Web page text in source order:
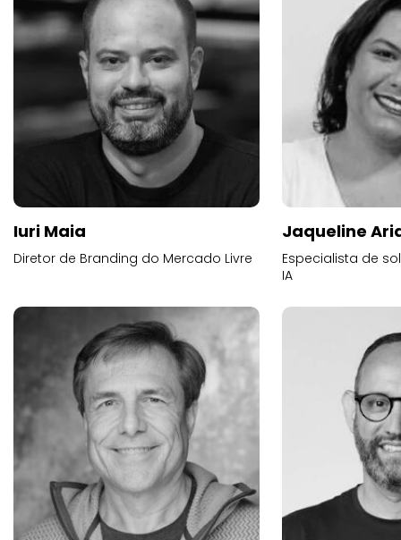
Iuri Maia
Diretor de Branding do Mercado Livre
Jaqueline
Especialista de
IA